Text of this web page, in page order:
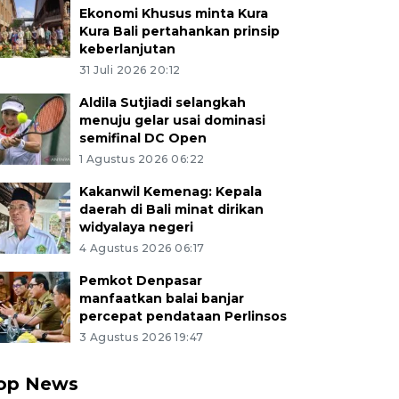
Ekonomi Khusus minta Kura
Kura Bali pertahankan prinsip
keberlanjutan
31 Juli 2026 20:12
Aldila Sutjiadi selangkah
menuju gelar usai dominasi
semifinal DC Open
1 Agustus 2026 06:22
Kakanwil Kemenag: Kepala
daerah di Bali minat dirikan
widyalaya negeri
4 Agustus 2026 06:17
Pemkot Denpasar
manfaatkan balai banjar
percepat pendataan Perlinsos
3 Agustus 2026 19:47
News